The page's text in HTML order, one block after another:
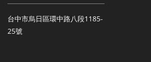
台中市烏日區環中路八段1185-
25號